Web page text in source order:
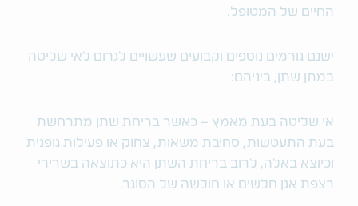
החיים של המטופל.
ישנם גורמים נוספים וקבועים שעשויים לגרום לאי שליטה
במתן שתן, ביניהם:
אי שליטה בעת מאמץ – כאשר בריחת שתן מתרחשת
בעת התעטשות, סחיבת משאות, צחוק או פעילות גופנית
וכיוצא באלה, לרוב בריחת השתן היא כתוצאה בשרירי
רצפת אגן חלשים או חולשה של הסוגר.